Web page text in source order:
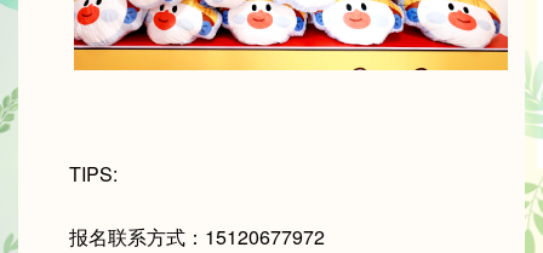
TIPS:
报名联系方式：15120677972